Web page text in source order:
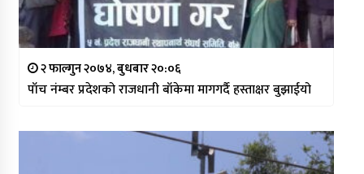
२ फाल्गुन २०७४, बुधबार २०:०६
पाँच नंम्बर प्रदेशको राजधानी बाँकेमा मागगर्दै हस्ताक्षर बुझाईयो